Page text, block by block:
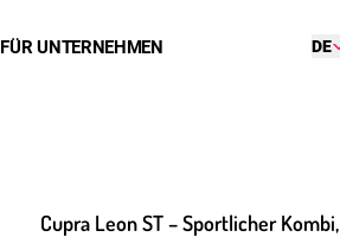
FÜR UNTERNEHMEN DE
Cupra Leon ST – Sportlicher